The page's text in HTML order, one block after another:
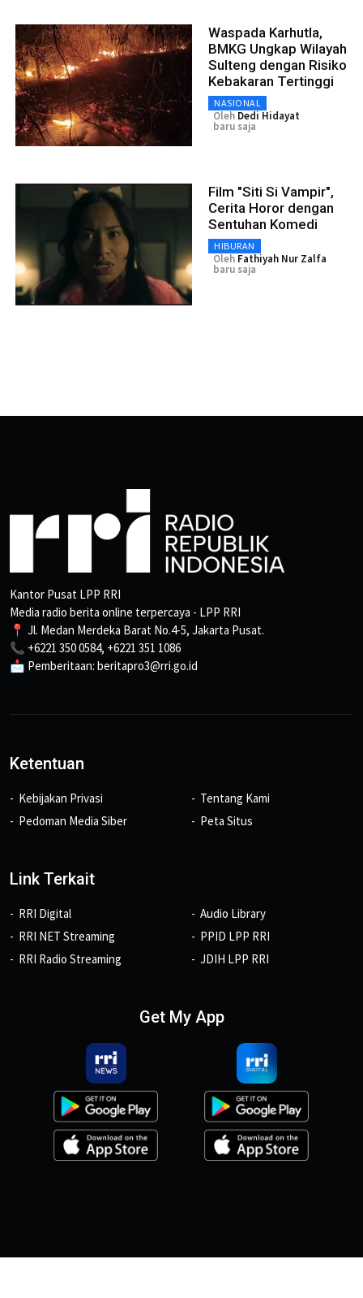
Waspada Karhutla,
BMKG Ungkap Wilayah
Sulteng dengan Risiko
Kebakaran Tertinggi
NASIONAL
Oleh Dedi Hidayat
baru saja
Film "Siti Si Vampir",
Cerita Horor dengan
Sentuhan Komedi
HIBURAN
Oleh Fathiyah Nur Zalfa
baru saja
Kantor Pusat LPP RRI
Media radio berita online terpercaya - LPP RRI
📍 Jl. Medan Merdeka Barat No.4-5, Jakarta Pusat.
📞 +6221 350 0584, +6221 351 1086
📩 Pemberitaan: beritapro3@rri.go.id
Ketentuan
Kebijakan Privasi
Pedoman Media Siber
Tentang Kami
Peta Situs
Link Terkait
RRI Digital
RRI NET Streaming
RRI Radio Streaming
Audio Library
PPID LPP RRI
JDIH LPP RRI
Get My App